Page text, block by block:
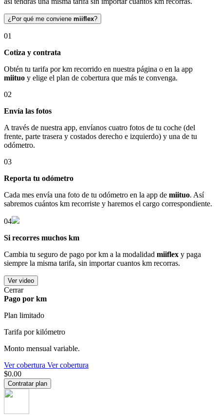
¿Por qué me conviene miiflex?
01
Cotiza y contrata
Obtén tu tarifa por km recorrido en nuestra página o en la app
miituo y elige el plan de cobertura que más te convenga.
02
Envía las fotos
A través de nuestra app, envíanos cuatro fotos de tu coche (del
frente, parte trasera y costados derecho e izquierdo) y una de tu
odómetro.
03
Reporta tu odómetro
Cada mes envía una foto de tu odómetro en la app de miituo. Así
sabremos cuántos km recorriste y haremos el cargo correspondiente.
04
Si recorres muchos km
Cambia tu seguro de pago por km a la modalidad miiflex y paga
siempre la misma tarifa, sin importar cuantos km recorras.
Ver video
Cerrar
Pago por km
Plan limitado
Tarifa por kilómetro
Monto mensual variable.
Ver cobertura Ver cobertura
$0.00
Contratar plan